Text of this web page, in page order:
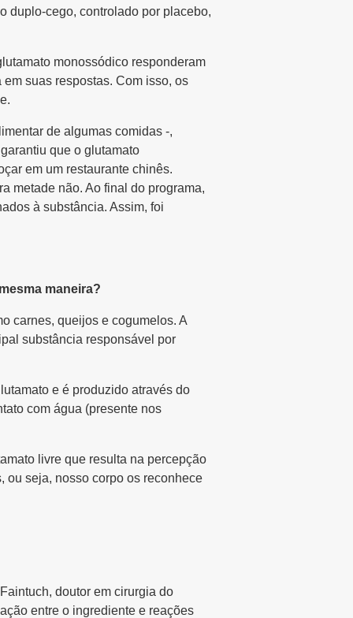
duplo-cego, controlado por placebo,
monossódico responderam
suas respostas. Com isso, os
de algumas comidas -,
que o glutamato
em um restaurante chinês.
metade não. Ao final do programa,
à substância. Assim, foi
maneira?
carnes, queijos e cogumelos. A
substância responsável por
e é produzido através do
com água (presente nos
livre que resulta na percepção
ou seja, nosso corpo os reconhece
doutor em cirurgia do
entre o ingrediente e reações